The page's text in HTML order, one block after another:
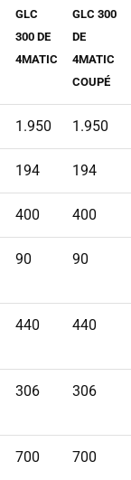
GLC
300 DE
4MATIC
GLC 300
DE
4MATIC
COUPÉ
1.950 1.950
194 194
400 400
90 90
440 440
306 306
700 700